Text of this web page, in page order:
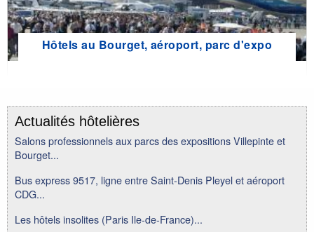
Hôtels au Bourget, aéroport, parc d'expo
Actualités hôtelières
Salons professionnels aux parcs des expositions Villepinte et
Bourget...
Bus express 9517, ligne entre Saint-Denis Pleyel et aéroport
CDG...
Les hôtels insolites (Paris Ile-de-France)...